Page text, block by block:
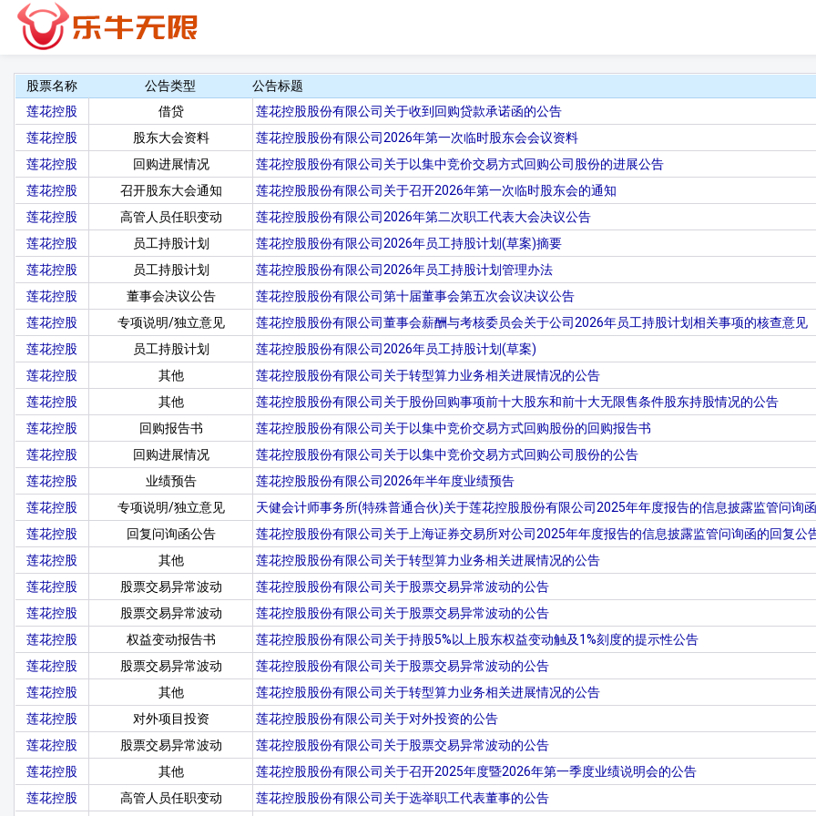
股票名称 公告类型
公告标题
莲花控股
借贷 莲花控股股份有限公司关于收到回购贷款承诺函的公告
莲花控股
股东大会资料 莲花控股股份有限公司2026年第一次临时股东会会议资料
莲花控股
回购进展情况 莲花控股股份有限公司关于以集中竞价交易方式回购公司股份的进展公告
莲花控股
召开股东大会通知 莲花控股股份有限公司关于召开2026年第一次临时股东会的通知
莲花控股
高管人员任职变动 莲花控股股份有限公司2026年第二次职工代表大会决议公告
莲花控股
员工持股计划 莲花控股股份有限公司2026年员工持股计划(草案)摘要
莲花控股
员工持股计划 莲花控股股份有限公司2026年员工持股计划管理办法
莲花控股
董事会决议公告 莲花控股股份有限公司第十届董事会第五次会议决议公告
莲花控股
专项说明/独立意见 莲花控股股份有限公司董事会薪酬与考核委员会关于公司2026年员工持股计划相关事项的核查意见
莲花控股
员工持股计划 莲花控股股份有限公司2026年员工持股计划(草案)
莲花控股
其他 莲花控股股份有限公司关于转型算力业务相关进展情况的公告
莲花控股
其他 莲花控股股份有限公司关于股份回购事项前十大股东和前十大无限售条件股东持股情况的公告
莲花控股
回购报告书 莲花控股股份有限公司关于以集中竞价交易方式回购股份的回购报告书
莲花控股
回购进展情况 莲花控股股份有限公司关于以集中竞价交易方式回购公司股份的公告
莲花控股
业绩预告 莲花控股股份有限公司2026年半年度业绩预告
莲花控股
专项说明/独立意见 天健会计师事务所(特殊普通合伙)关于莲花控股股份有限公司2025年年度报告的信息披露监管问询
莲花控股
回复问询函公告 莲花控股股份有限公司关于上海证券交易所对公司2025年年度报告的信息披露监管问询函的回复公
莲花控股
其他 莲花控股股份有限公司关于转型算力业务相关进展情况的公告
莲花控股
股票交易异常波动 莲花控股股份有限公司关于股票交易异常波动的公告
莲花控股
股票交易异常波动 莲花控股股份有限公司关于股票交易异常波动的公告
莲花控股
权益变动报告书 莲花控股股份有限公司关于持股5%以上股东权益变动触及1%刻度的提示性公告
莲花控股
股票交易异常波动 莲花控股股份有限公司关于股票交易异常波动的公告
莲花控股
其他 莲花控股股份有限公司关于转型算力业务相关进展情况的公告
莲花控股
对外项目投资 莲花控股股份有限公司关于对外投资的公告
莲花控股
股票交易异常波动 莲花控股股份有限公司关于股票交易异常波动的公告
莲花控股
其他 莲花控股股份有限公司关于召开2025年度暨2026年第一季度业绩说明会的公告
莲花控股
高管人员任职变动 莲花控股股份有限公司关于选举职工代表董事的公告